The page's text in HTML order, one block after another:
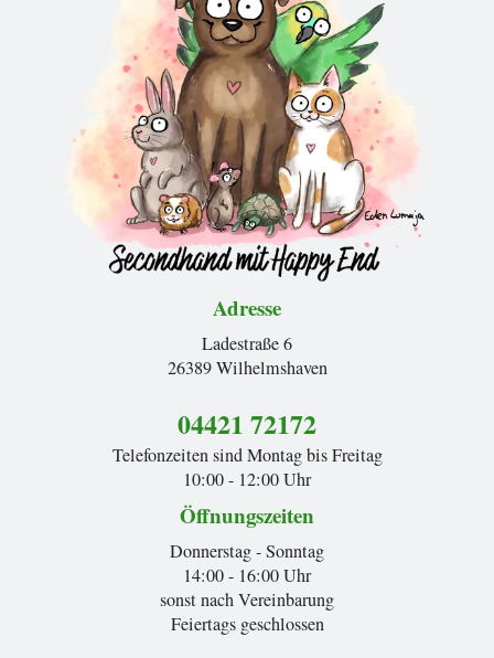
Adresse
Ladestraße 6
26389 Wilhelmshaven
04421 72172
Telefonzeiten sind Montag bis Freitag
10:00 - 12:00 Uhr
Öffnungszeiten
Donnerstag - Sonntag
14:00 - 16:00 Uhr
sonst nach Vereinbarung
Feiertags geschlossen